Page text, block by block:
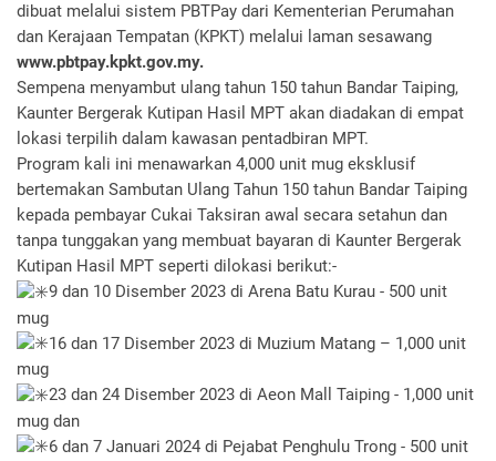
dibuat melalui sistem PBTPay dari Kementerian Perumahan
dan Kerajaan Tempatan (KPKT) melalui laman sesawang
www.pbtpay.kpkt.gov.my.
Sempena menyambut ulang tahun 150 tahun Bandar Taiping,
Kaunter Bergerak Kutipan Hasil MPT akan diadakan di empat
lokasi terpilih dalam kawasan pentadbiran MPT.
Program kali ini menawarkan 4,000 unit mug eksklusif
bertemakan Sambutan Ulang Tahun 150 tahun Bandar Taiping
kepada pembayar Cukai Taksiran awal secara setahun dan
tanpa tunggakan yang membuat bayaran di Kaunter Bergerak
Kutipan Hasil MPT seperti dilokasi berikut:-
9 dan 10 Disember 2023 di Arena Batu Kurau - 500 unit
mug
16 dan 17 Disember 2023 di Muzium Matang – 1,000 unit
mug
23 dan 24 Disember 2023 di Aeon Mall Taiping - 1,000 unit
mug dan
6 dan 7 Januari 2024 di Pejabat Penghulu Trong - 500 unit